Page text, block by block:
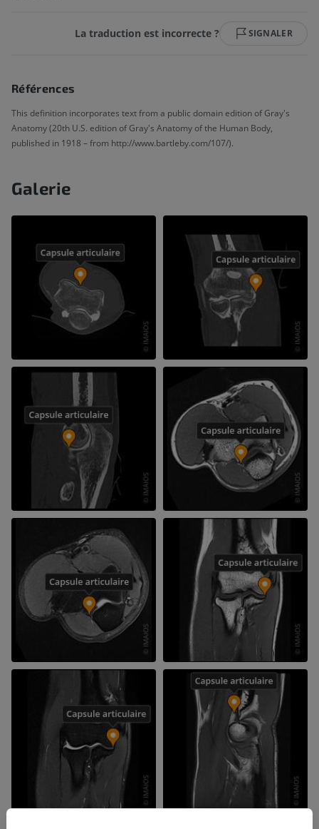
La traduction est incorrecte ? SIGNALER
Références
This definition incorporates text from a public domain edition of Gray's
Anatomy (20th U.S. edition of Gray's Anatomy of the Human Body,
published in 1918 – from http://www.bartleby.com/107/).
Galerie